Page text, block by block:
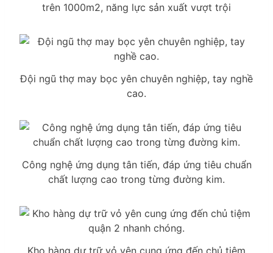
trên 1000m2, năng lực sản xuất vượt trội
Đội ngũ thợ may bọc yên chuyên nghiệp, tay nghề
cao.
Công nghệ ứng dụng tân tiến, đáp ứng tiêu chuẩn
chất lượng cao trong từng đường kim.
Kho hàng dự trữ vỏ yên cung ứng đến chủ tiệm